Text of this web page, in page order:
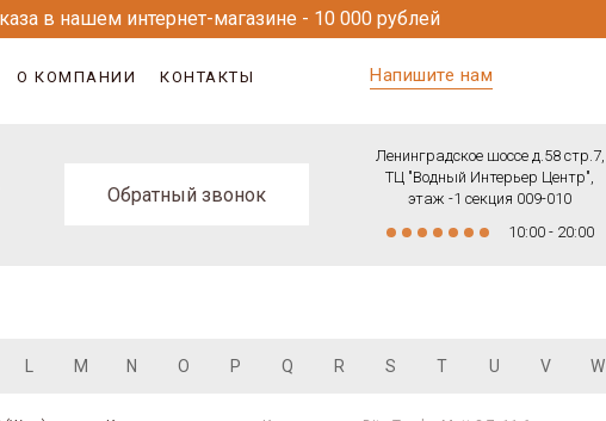
в нашем интернет-магазине - 10 000 рублей
О КОМПАНИИ КОНТАКТЫ Напишите нам
Обратный звонок
Ленинградское шоссе д.58 стр.7,
ТЦ "Водный Интерьер Центр",
этаж -1 секция 009-010
10:00 - 20:00
M N O P Q R S T U V W